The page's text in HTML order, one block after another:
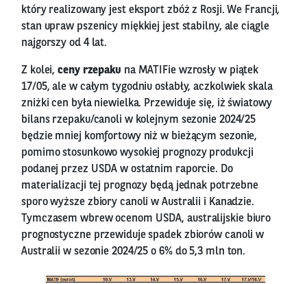
który realizowany jest eksport zbóż z Rosji. We Francji,
stan upraw pszenicy miękkiej jest stabilny, ale ciągle
najgorszy od 4 lat.
Z kolei,ceny rzepaku na MATIFie wzrosły w piątek
17/05, ale w całym tygodniu osłabły, aczkolwiek skala
zniżki cen była niewielka. Przewiduje się, iż światowy
bilans rzepaku/canoli w kolejnym sezonie 2024/25
będzie mniej komfortowy niż w bieżącym sezonie,
pomimo stosunkowo wysokiej prognozy produkcji
podanej przez USDA w ostatnim raporcie. Do
materializacji tej prognozy będą jednak potrzebne
sporo wyższe zbiory canoli w Australii i Kanadzie.
Tymczasem wbrew ocenom USDA, australijskie biuro
prognostyczne przewiduje spadek zbiorów canoli w
Australii w sezonie 2024/25 o 6% do 5,3 mln ton.